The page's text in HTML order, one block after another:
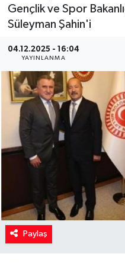
Gençlik ve Spor
Süleyman Şahin'i
04.12.2025 - 16:04
YAYINLANMA
Paylaş
Haber Arşivi